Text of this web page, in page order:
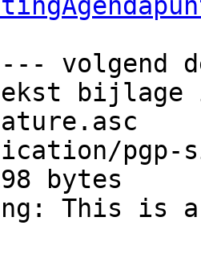
volgend
pgp-
bytes
This is